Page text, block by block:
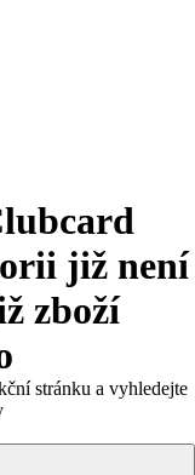
již není
zboží
stránku a vyhledejte